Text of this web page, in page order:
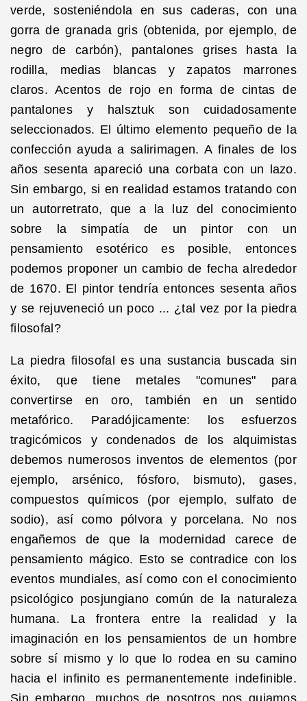
verde, sosteniéndola en sus caderas, con una
gorra de granada gris (obtenida, por ejemplo, de
negro de carbón), pantalones grises hasta la
rodilla, medias blancas y zapatos marrones
claros. Acentos de rojo en forma de cintas de
pantalones y halsztuk son cuidadosamente
seleccionados. El último elemento pequeño de la
confección ayuda a salirimagen. A finales de los
años sesenta apareció una corbata con un lazo.
Sin embargo, si en realidad estamos tratando con
un autorretrato, que a la luz del conocimiento
sobre la simpatía de un pintor con un
pensamiento esotérico es posible, entonces
podemos proponer un cambio de fecha alrededor
de 1670. El pintor tendría entonces sesenta años
y se rejuveneció un poco ... ¿tal vez por la piedra
filosofal?
La piedra filosofal es una sustancia buscada sin
éxito, que tiene metales "comunes" para
convertirse en oro, también en un sentido
metafórico. Paradójicamente: los esfuerzos
tragicómicos y condenados de los alquimistas
debemos numerosos inventos de elementos (por
ejemplo, arsénico, fósforo, bismuto), gases,
compuestos químicos (por ejemplo, sulfato de
sodio), así como pólvora y porcelana. No nos
engañemos de que la modernidad carece de
pensamiento mágico. Esto se contradice con los
eventos mundiales, así como con el conocimiento
psicológico posjungiano común de la naturaleza
humana. La frontera entre la realidad y la
imaginación en los pensamientos de un hombre
sobre sí mismo y lo que lo rodea en su camino
hacia el infinito es permanentemente indefinible.
Sin embargo, muchos de nosotros nos guiamos